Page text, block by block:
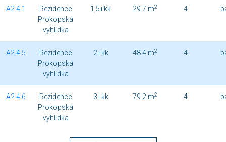
A2.4.1
Rezidence
Prokopská
vyhlídka
1,5+kk 29.7 m2 4
A2.4.5
Rezidence
Prokopská
vyhlídka
2+kk 48.4 m2 4
A2.4.6
Rezidence
Prokopská
vyhlídka
3+kk 79.2 m2 4